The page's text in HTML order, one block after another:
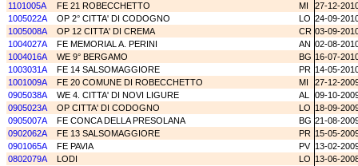
1101005A
FE 21 ROBECCHETTO MI
27-12-
1005022A
OP 2° CITTA' DI CODOGNO LO 24-09-
1005008A
OP 12 CITTA' DI CREMA CR 03-09-
1004027A
FE MEMORIAL A. PERINI AN 02-08-
1004016A
WE 9° BERGAMO BG 16-07-
1003031A
FE 14 SALSOMAGGIORE PR 14-05-
1001009A
FE 20 COMUNE DI ROBECCHETTO MI
27-12-
0905038A
WE 4. CITTA' DI NOVI LIGURE AL
09-10-
0905023A
OP CITTA' DI CODOGNO LO 18-09-
0905007A
FE CONCA DELLA PRESOLANA BG 21-08-
0902062A
FE 13 SALSOMAGGIORE PR 15-05-
0901065A
FE PAVIA PV 13-02-
0802079A
LODI LO 13-06-